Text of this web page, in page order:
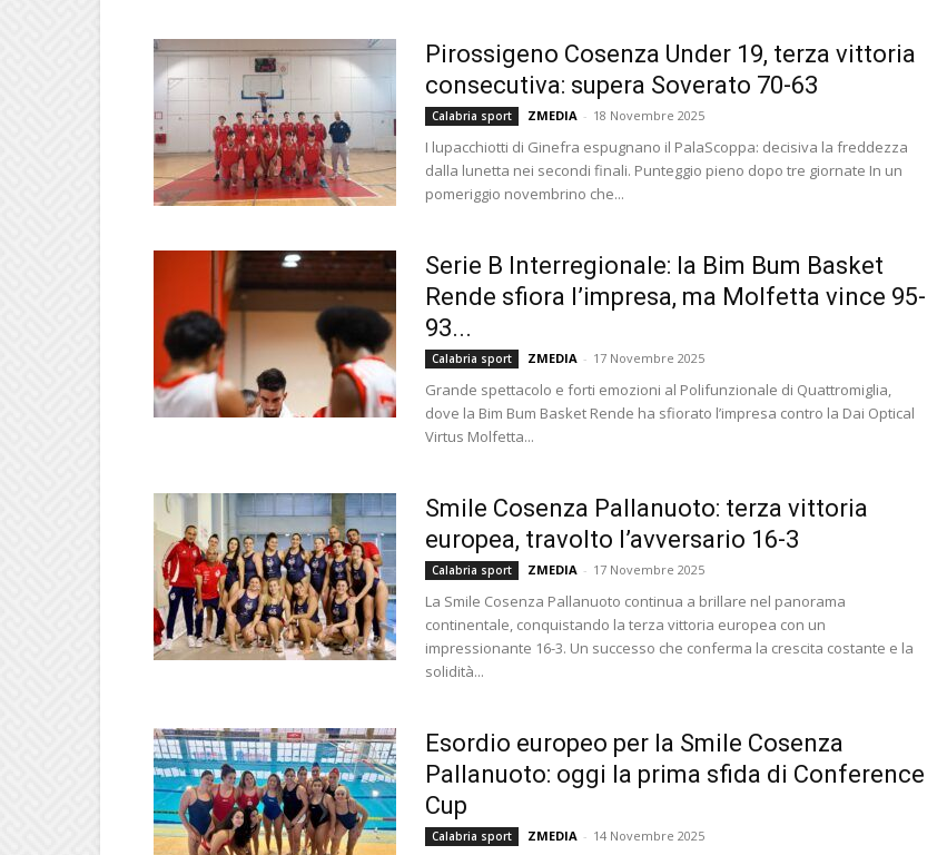
Pirossigeno Cosenza Under 19, terza vittoria
consecutiva: supera Soverato 70-63
Calabria sport ZMEDIA - 18 Novembre 2025
I lupacchiotti di Ginefra espugnano il PalaScoppa: decisiva la freddezza
dalla lunetta nei secondi finali. Punteggio pieno dopo tre giornate In un
pomeriggio novembrino che...
Serie B Interregionale: la Bim Bum Basket
Rende sfiora l’impresa, ma Molfetta vince 95-
93...
Calabria sport ZMEDIA - 17 Novembre 2025
Grande spettacolo e forti emozioni al Polifunzionale di Quattromiglia,
dove la Bim Bum Basket Rende ha sfiorato l’impresa contro la Dai Optical
Virtus Molfetta...
Smile Cosenza Pallanuoto: terza vittoria
europea, travolto l’avversario 16-3
Calabria sport ZMEDIA - 17 Novembre 2025
La Smile Cosenza Pallanuoto continua a brillare nel panorama
continentale, conquistando la terza vittoria europea con un
impressionante 16-3. Un successo che conferma la crescita costante e la
solidità...
Esordio europeo per la Smile Cosenza
Pallanuoto: oggi la prima sfida di Conference
Cup
Calabria sport ZMEDIA - 14 Novembre 2025